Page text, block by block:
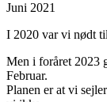
Juni 2021
I 2020 var vi nødt
Men i foråret 2023
Februar.
Planen er at vi